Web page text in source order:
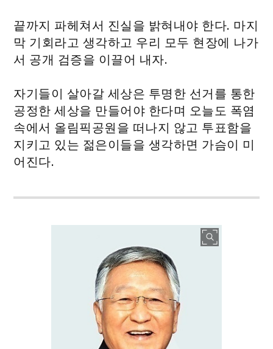
끝까지 파헤쳐서 진실을 밝혀내야 한다. 마지
막 기회라고 생각하고 우리 모두 현장에 나가
서 공개 검증을 이끌어 내자.
자기들이 살아갈 세상은 투명한 선거를 통한
공정한 세상을 만들어야 한다며 오늘도 폭염
속에서 올림픽공원을 떠나지 않고 투표함을
지키고 있는 젊은이들을 생각하면 가슴이 미
어진다.